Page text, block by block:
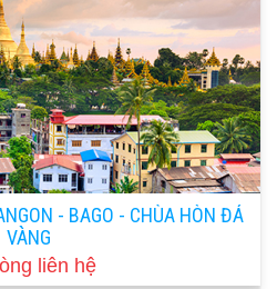
- BAGO - CHÙA HÒN ĐÁ
VÀNG
liên hệ